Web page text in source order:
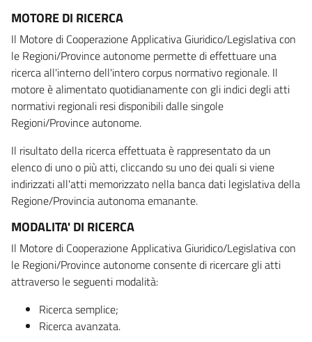
MOTORE DI RICERCA
Il Motore di Cooperazione Applicativa Giuridico/Legislativa con
le Regioni/Province autonome permette di effettuare una
ricerca all'interno dell'intero corpus normativo regionale. Il
motore è alimentato quotidianamente con gli indici degli atti
normativi regionali resi disponibili dalle singole
Regioni/Province autonome.
Il risultato della ricerca effettuata è rappresentato da un
elenco di uno o più atti, cliccando su uno dei quali si viene
indirizzati all'atti memorizzato nella banca dati legislativa della
Regione/Provincia autonoma emanante.
MODALITA' DI RICERCA
Il Motore di Cooperazione Applicativa Giuridico/Legislativa con
le Regioni/Province autonome consente di ricercare gli atti
attraverso le seguenti modalità:
Ricerca semplice;
Ricerca avanzata.